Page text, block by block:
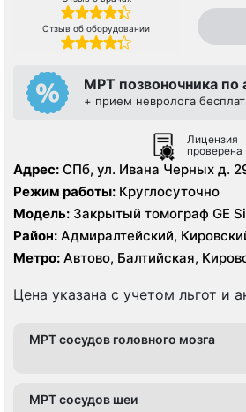
Отзыв об оборудовании
МРТ позвоночника по
+ прием невролога
Лицензия
проверена
Адрес: СПб, ул. Ивана Черных д.
Режим работы: Круглосуточно
Модель: Закрытый томограф GE
Район: Адмиралтейский,
Метро: Автово, Балтийская,
Цена указана с учетом льгот и
МРТ сосудов головного мозга
МРТ сосудов шеи